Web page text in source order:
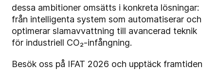
dessa ambitioner omsätts i konkreta lösningar:
från intelligenta system som automatiserar och
optimerar slamavvattning till avancerad teknik
för industriell CO₂-infångning.
Besök oss på IFAT 2026 och upptäck framtiden